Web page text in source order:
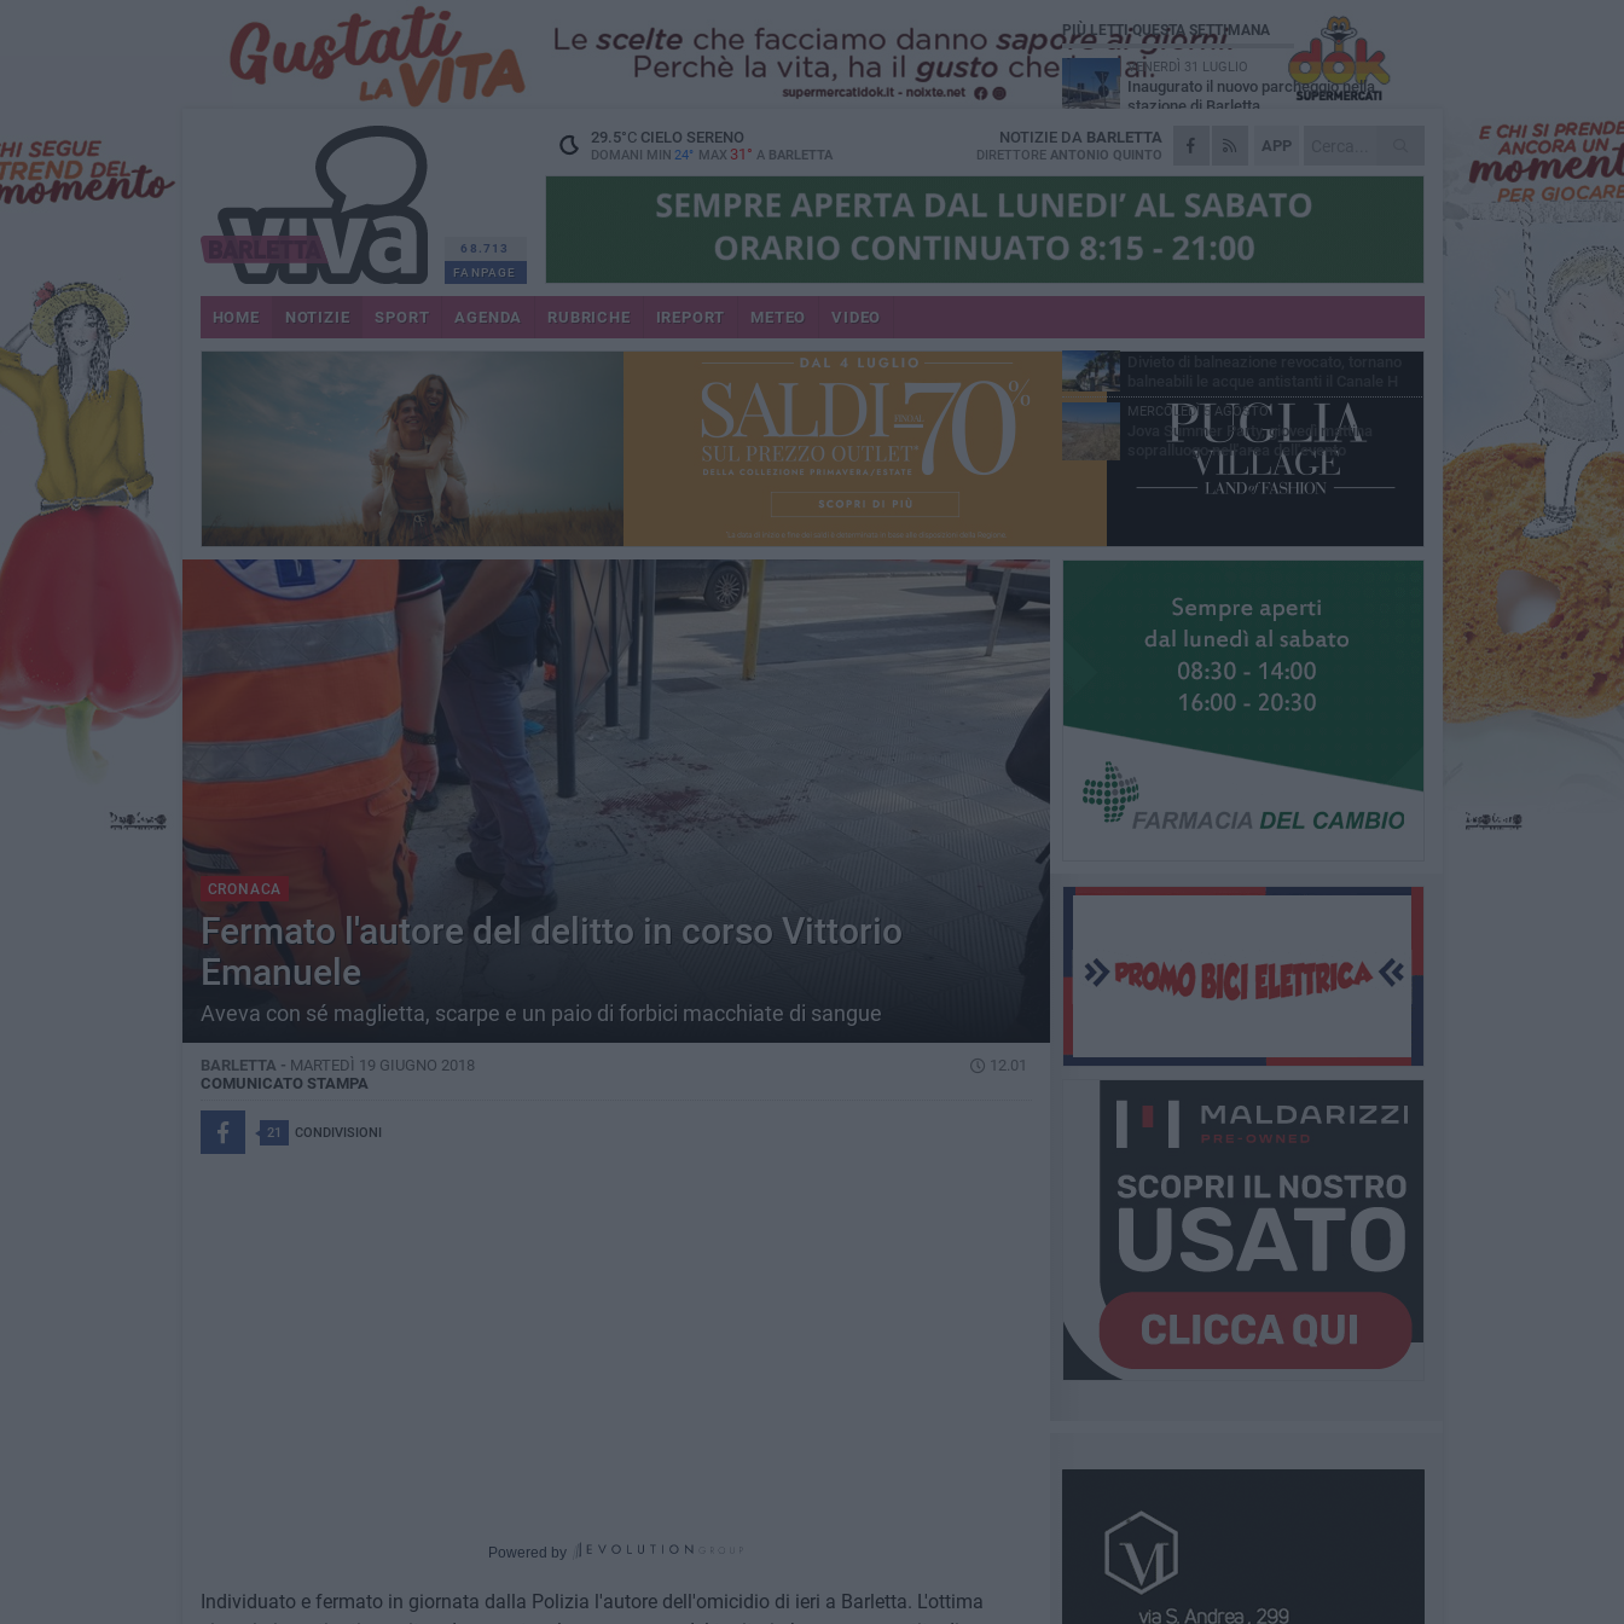
68.713
FANPAGE
29.5°CCIELO SERENO
DOMANI MIN 24° MAX 31° A BARLETTA
APP
NOTIZIE DA BARLETTA
DIRETTORE ANTONIO QUINTO
HOME NOTIZIE SPORT AGENDA RUBRICHE IREPORT METEO VIDEO
CRONACA
Fermato l'autore del delitto in corso Vittorio
Emanuele
Aveva con sé maglietta, scarpe e un paio di forbici macchiate di sangue
BARLETTA - MARTEDÌ 19 GIUGNO 2018
12.01
COMUNICATO STAMPA
21 CONDIVISIONI
Powered by
Individuato e fermato in giornata dalla Polizia l'autore dell'omicidio di ieri a Barletta. L'ottima
PIÙ LETTI QUESTA SETTIMANA
VENERDÌ 31 LUGLIO
Inaugurato il nuovo parcheggio nella
stazione di Barletta
MERCOLEDÌ 5 AGOSTO
Barletta piange Gioacchino Dagnello:
64enne barlettano investito all'alba a Trani
GIOVEDÌ 30 LUGLIO
gioielleria, banditi in fuga
Beni confiscati alla mafia. Nasce il servizio
VENERDÌ 31 LUGLIO
MERCOLEDÌ 5 AGOSTO
Jova Summer Party, giovedì mattina
sopralluogo nell'area dell'evento